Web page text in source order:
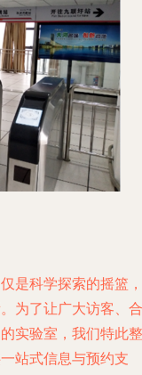
是科学探索的摇篮，
为了让广大访客、合
实验室，我们特此整
站式信息与预约支